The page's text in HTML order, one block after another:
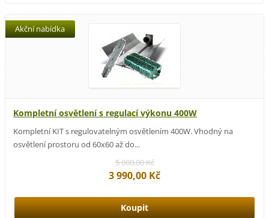
Kompletní osvětlení s regulací výkonu 400W
Akční nabídka
Kompletní KIT s regulovatelným osvětlením 400W. Vhodný na
osvětlení prostoru od 60x60 až do...
5 000,00 Kč
3 990,00 Kč